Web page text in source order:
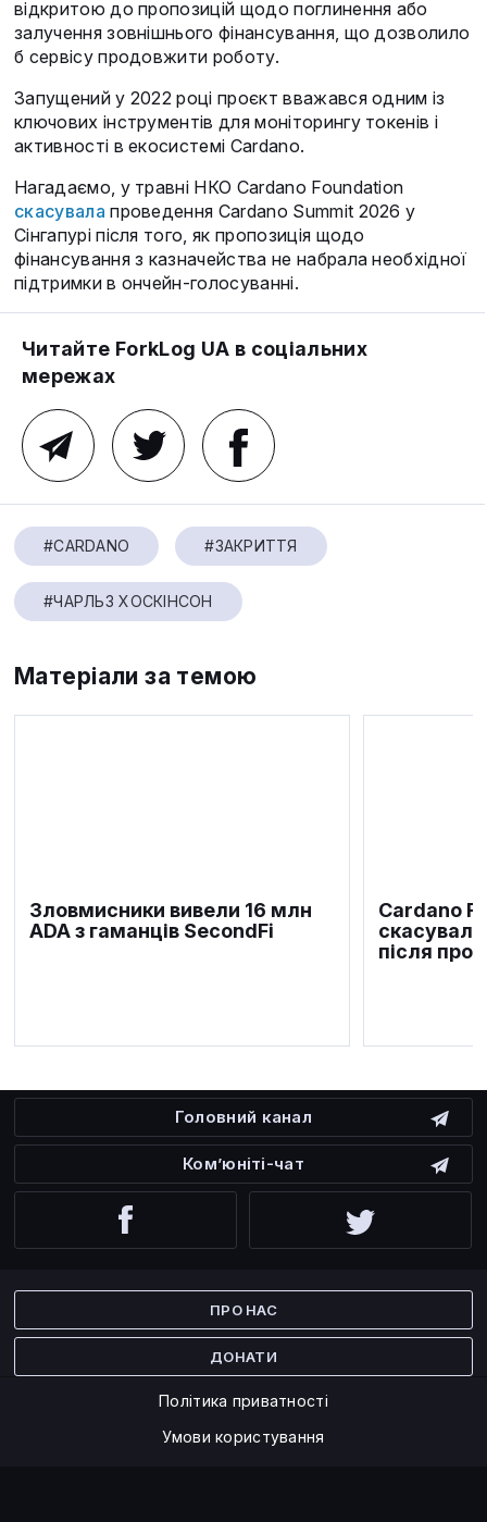
відкритою до пропозицій щодо поглинення або
залучення зовнішнього фінансування, що дозволило
б сервісу продовжити роботу.
Запущений у 2022 році проєкт вважався одним із
ключових інструментів для моніторингу токенів і
активності в екосистемі Cardano.
Нагадаємо, у травні НКО Cardano Foundation
скасувала проведення Cardano Summit 2026 у
Сінгапурі після того, як пропозиція щодо
фінансування з казначейства не набрала необхідної
підтримки в ончейн‑голосуванні.
Читайте ForkLog UA в соціальних
мережах
#CARDANO #ЗАКРИТТЯ
#ЧАРЛЬЗ ХОСКІНСОН
Матеріали за темою
Зловмисники вивели 16 млн
ADA з гаманців SecondFi
Cardano
після
Головний канал
Ком’юніті-чат
ПРО НАС
ДОНАТИ
Політика приватності
Умови користування